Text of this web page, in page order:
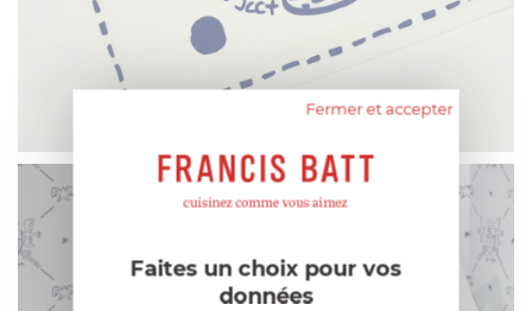
Fermer et accepter
Faites un choix pour vos
données